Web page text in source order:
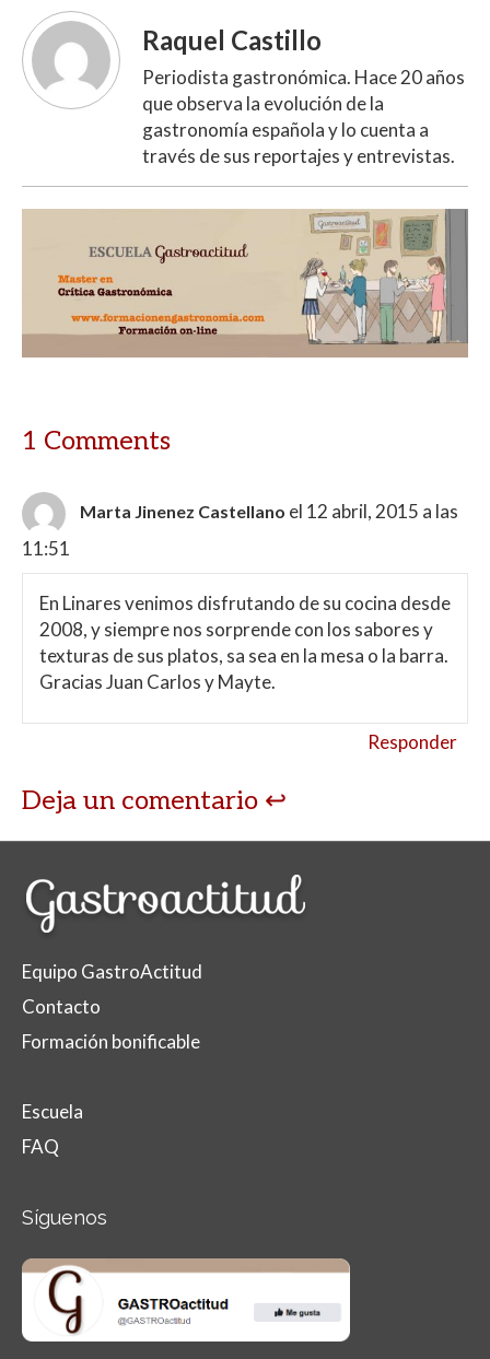
Raquel Castillo
Periodista gastronómica. Hace 20 años
que observa la evolución de la
gastronomía española y lo cuenta a
través de sus reportajes y entrevistas.
1 Comments
Marta Jinenez Castellano el 12 abril, 2015 a las
11:51
En Linares venimos disfrutando de su cocina desde
2008, y siempre nos sorprende con los sabores y
texturas de sus platos, sa sea en la mesa o la barra.
Gracias Juan Carlos y Mayte.
Responder
Deja un comentario
Equipo GastroActitud
Contacto
Formación bonificable
Escuela
FAQ
Síguenos